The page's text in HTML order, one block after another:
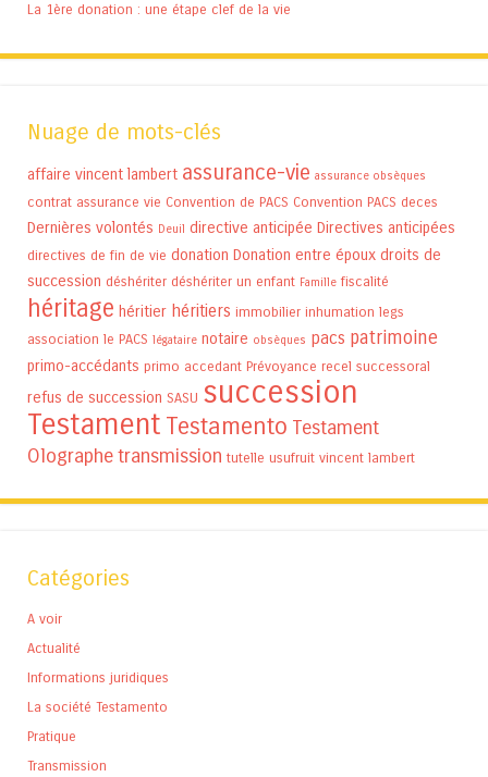
La 1ère donation : une étape clef de la vie
Nuage de mots-clés
affaire vincent lambert assurance-vie assurance obsèques
contrat assurance vie Convention de PACS Convention PACS deces
Dernières volontés Deuil directive anticipée Directives anticipées
directives de fin de vie donation Donation entre époux droits de
succession déshériter déshériter un enfant Famille fiscalité
héritage héritier héritiers immobilier inhumation legs
association le PACS légataire notaire obsèques pacs patrimoine
primo-accédants primo accedant Prévoyance recel successoral
refus de succession SASU succession
Testament Testamento Testament
Olographetransmission tutelle usufruit vincent lambert
Catégories
A voir
Actualité
Informations juridiques
La société Testamento
Pratique
Transmission